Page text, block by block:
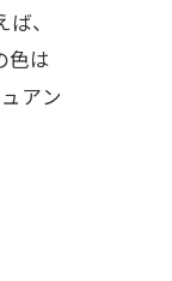
、
色は
アン